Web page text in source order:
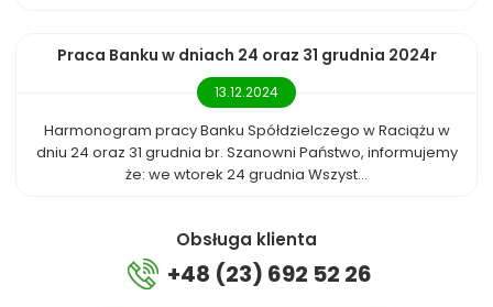
Praca Banku w dniach 24 oraz 31 grudnia 2024r
13.12.2024
Harmonogram pracy Banku Spółdzielczego w Raciążu w
dniu 24 oraz 31 grudnia br. Szanowni Państwo, informujemy
że: we wtorek 24 grudnia Wszyst...
Obsługa klienta
+48 (23) 692 52 26